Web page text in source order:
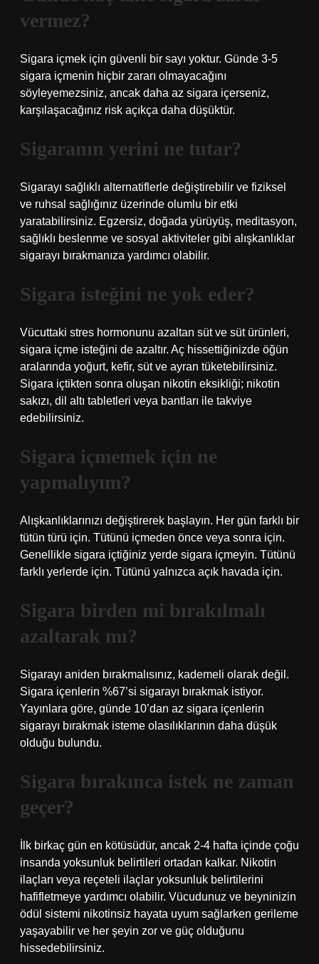
vermez?
Sigara içmek için güvenli bir sayı yoktur. Günde 3-5
sigara içmenin hiçbir zararı olmayacağını
söyleyemezsiniz, ancak daha az sigara içerseniz,
karşılaşacağınız risk açıkça daha düşüktür.
Sigaranın yerini ne tutar?
Sigarayı sağlıklı alternatiflerle değiştirebilir ve fiziksel
ve ruhsal sağlığınız üzerinde olumlu bir etki
yaratabilirsiniz. Egzersiz, doğada yürüyüş, meditasyon,
sağlıklı beslenme ve sosyal aktiviteler gibi alışkanlıklar
sigarayı bırakmanıza yardımcı olabilir.
Sigara isteğini ne yok eder?
Vücuttaki stres hormonunu azaltan süt ve süt ürünleri,
sigara içme isteğini de azaltır. Aç hissettiğinizde öğün
aralarında yoğurt, kefir, süt ve ayran tüketebilirsiniz.
Sigara içtikten sonra oluşan nikotin eksikliği; nikotin
sakızı, dil altı tabletleri veya bantları ile takviye
edebilirsiniz.
Sigara içmemek için ne
yapmalıyım?
Alışkanlıklarınızı değiştirerek başlayın. Her gün farklı bir
tütün türü için. Tütünü içmeden önce veya sonra için.
Genellikle sigara içtiğiniz yerde sigara içmeyin. Tütünü
farklı yerlerde için. Tütünü yalnızca açık havada için.
Sigara birden mi bırakılmalı
azaltarak mı?
Sigarayı aniden bırakmalısınız, kademeli olarak değil.
Sigara içenlerin %67’si sigarayı bırakmak istiyor.
Yayınlara göre, günde 10’dan az sigara içenlerin
sigarayı bırakmak isteme olasılıklarının daha düşük
olduğu bulundu.
Sigara bırakınca istek ne zaman
geçer?
İlk birkaç gün en kötüsüdür, ancak 2-4 hafta içinde çoğu
insanda yoksunluk belirtileri ortadan kalkar. Nikotin
ilaçları veya reçeteli ilaçlar yoksunluk belirtilerini
hafifletmeye yardımcı olabilir. Vücudunuz ve beyninizin
ödül sistemi nikotinsiz hayata uyum sağlarken gerileme
yaşayabilir ve her şeyin zor ve güç olduğunu
hissedebilirsiniz.